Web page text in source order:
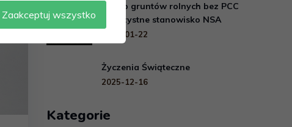
Zakup gruntów rolnych bez PCC
– korzystne stanowisko NSA
2026-01-22
Życzenia Świąteczne
2025-12-16
Kategorie
Zaakceptuj wszystko